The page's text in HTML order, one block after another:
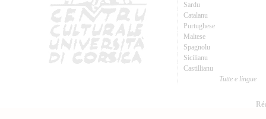
Sardu
Catalanu
Purtughese
Maltese
Spagnolu
Sicilianu
Castillianu
Tutte e lingue